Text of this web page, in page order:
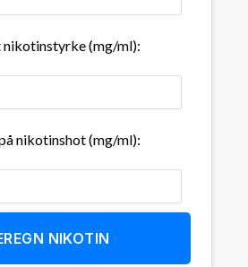
(mg/ml):
nikotinshot (mg/ml):
NIKOTIN